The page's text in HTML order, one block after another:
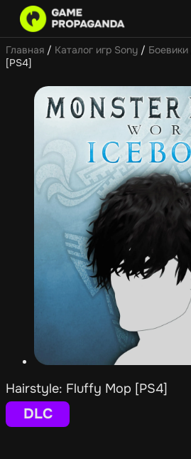
Главная / Каталог игр Sony / Боевики
[PS4]
Hairstyle: Fluffy Mop [PS4]
DLC